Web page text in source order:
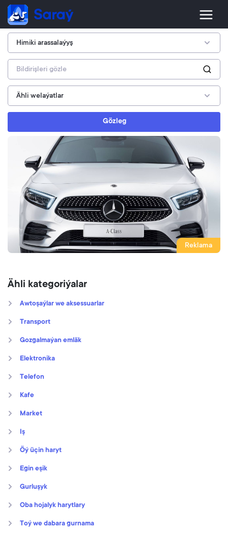
Gözleg
Reklama
Ähli kategoriýalar
Awtoşaýlar we aksessuarlar
Transport
Gozgalmaýan emläk
Elektronika
Telefon
Kafe
Market
Iş
Öý üçin haryt
Egin eşik
Gurluşyk
Oba hojalyk harytlary
Toý we dabara gurnama